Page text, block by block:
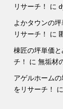
リサーチ！
に
よかタウンの
リサーチ！
に
棟匠の坪単価
チ！
に 無垢材
アゲルホーム
をリサーチ！
に